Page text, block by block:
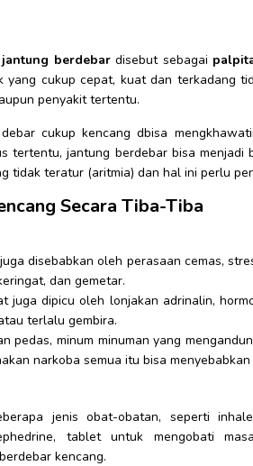
jantung berdebardisebut sebagai
yang cukup cepat, kuat dan terkadang
penyakit tertentu.
cukup kencang dbisa
tertentu, jantung berdebar bisa
tidak teratur (aritmia) dan hal ini perlu
Secara Tiba-Tiba
disebabkan oleh perasaan cemas,
dan gemetar.
juga dipicu oleh lonjakan adrinalin,
terlalu gembira.
pedas, minum minuman yang
narkoba semua itu bisa
jenis obat-obatan, seperti
tablet untuk mengobati
kencang.